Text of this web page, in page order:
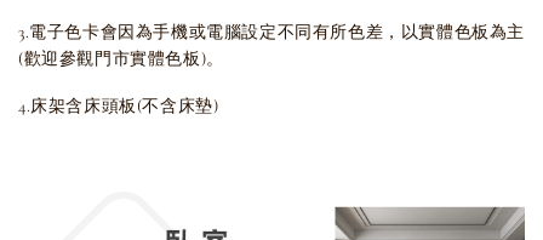
3.電子色卡會因為手機或電腦設定不同有所色差，以實體色板為主
(歡迎參觀門市實體色板)。
4.床架含床頭板(不含床墊)